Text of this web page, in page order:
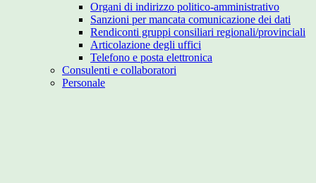
Organi di indirizzo politico-amministrativo
Sanzioni per mancata comunicazione dei dati
Rendiconti gruppi consiliari regionali/provinciali
Articolazione degli uffici
Telefono e posta elettronica
Consulenti e collaboratori
Personale